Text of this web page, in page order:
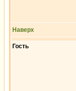
Наверх
Гость